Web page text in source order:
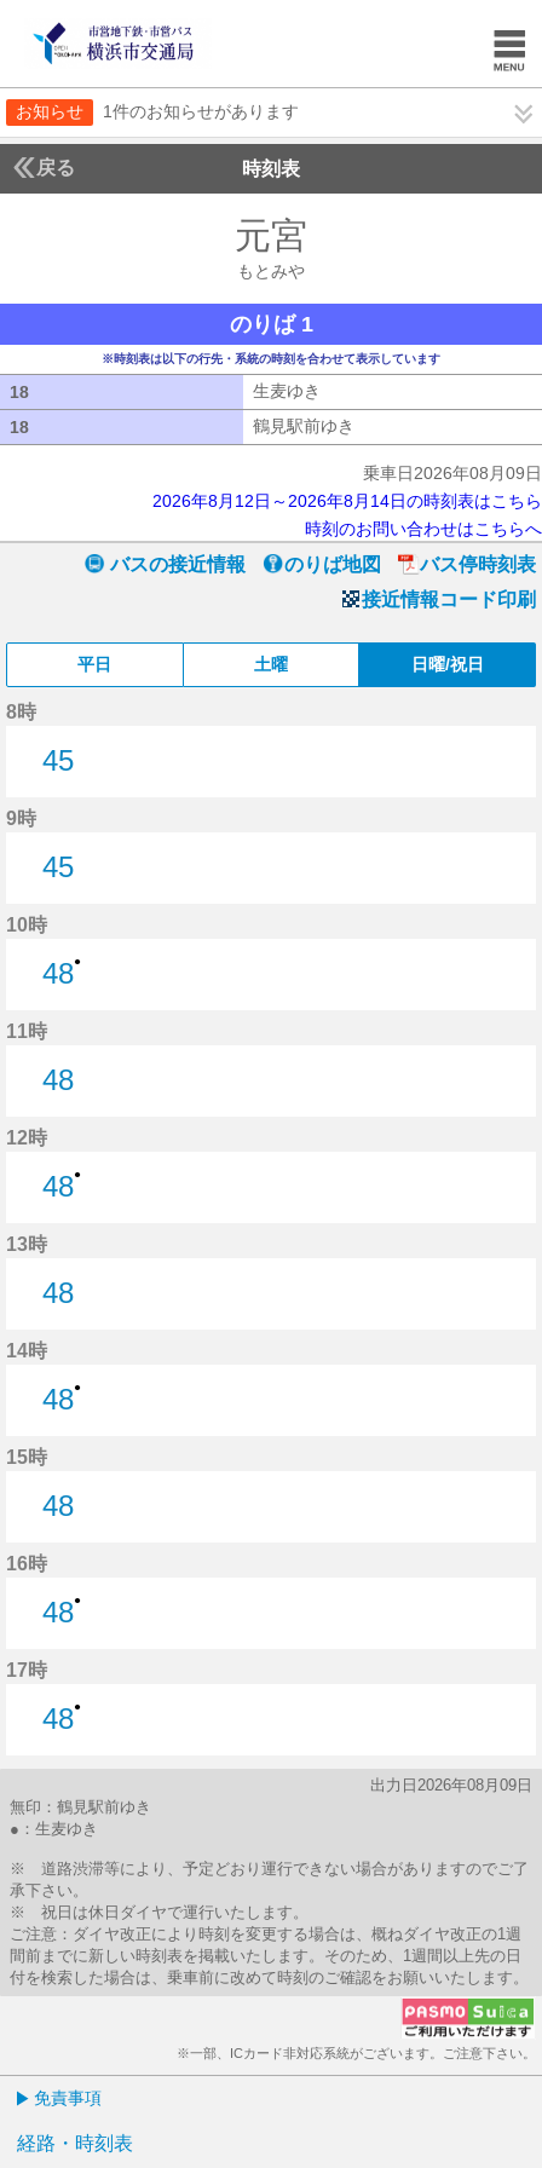
お知らせ 1件のお知らせがあります
戻る 時刻表
元宮
もとみや
のりば 1
※時刻表は以下の行先・系統の時刻を合わせて表示しています
18 生麦ゆき
18
鶴見駅前ゆき
乗車日2026年08月09日
2026年8月12日～2026年8月14日の時刻表はこちら
時刻のお問い合わせはこちらへ
バスの接近情報 のりば地図
バス停時刻表
接近情報コード印刷
平日 土曜 日曜/祝日
8時
45
9時
45
10時
48●
11時
48
12時
48●
13時
48
14時
48●
15時
48
16時
48●
17時
48●
出力日2026年08月09日
無印：鶴見駅前ゆき
●：生麦ゆき
※ 道路渋滞等により、予定どおり運行できない場合がありますのでご了
承下さい。
※ 祝日は休日ダイヤで運行いたします。
ご注意：ダイヤ改正により時刻を変更する場合は、概ねダイヤ改正の1週
間前までに新しい時刻表を掲載いたします。そのため、1週間以上先の日
付を検索した場合は、乗車前に改めて時刻のご確認をお願いいたします。
※一部、ICカード非対応系統がございます。ご注意下さい。
免責事項
経路・時刻表